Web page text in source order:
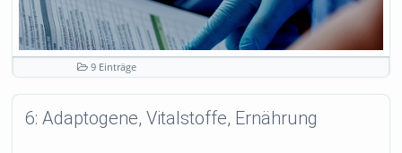
9 Einträge
6: Adaptogene, Vitalstoffe, Ernährung